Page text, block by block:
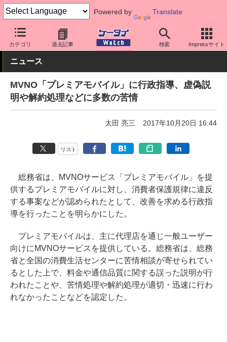
Powered by Translate
カテゴリ 過去記事 検索 Impressサイト
ケータイ Watch 格安スマホ/格安SIM 格安SIM/MVNO その他
ニュース
MVNO「プレミアモバイル」に行政指導、虚偽説
明や解約処理などに多数の苦情
太田 亮三 2017年10月20日 16:44
リスト
総務省は、MVNOサービス「プレミアモバイル」を提
供するプレミアモバイルに対し、消費者保護規律に違反
する事案などが認められたとして、改善を求める行政指
導を行ったことを明らかにした。
プレミアモバイルは、主に代理店を通じ一般ユーザー
向けにMVNOサービスを提供している。総務省は、総務
省と全国の消費生活センターに苦情相談が寄せられてい
るとした上で、料金や通信品質に関する誤った説明が行
われたことや、苦情処理や解約処理が適切・迅速に行わ
れなかったことなどを認定した。